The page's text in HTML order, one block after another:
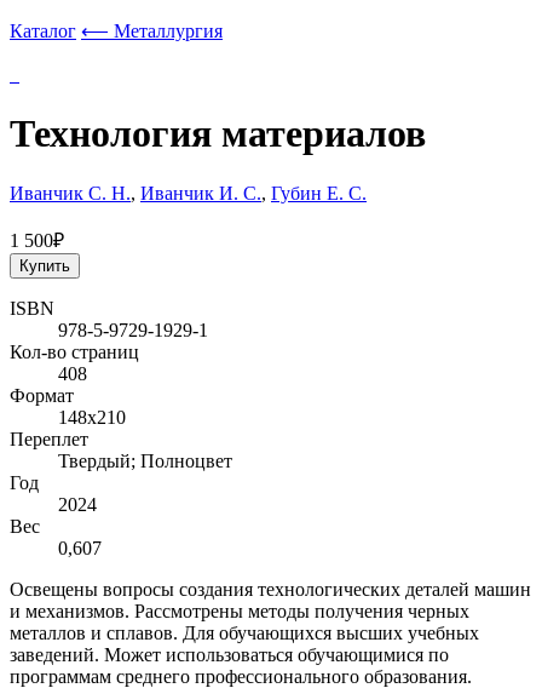
Каталог ⟵ Металлургия
Технология материалов
Иванчик С. Н., Иванчик И. С., Губин Е. С.
1 500₽
Купить
ISBN
978-5-9729-1929-1
Кол-во страниц
408
Формат
148х210
Переплет
Твердый; Полноцвет
Год
2024
Вес
0,607
Освещены вопросы создания технологических деталей машин
и механизмов. Рассмотрены методы получения черных
металлов и сплавов. Для обучающихся высших учебных
заведений. Может использоваться обучающимися по
программам среднего профессионального образования.